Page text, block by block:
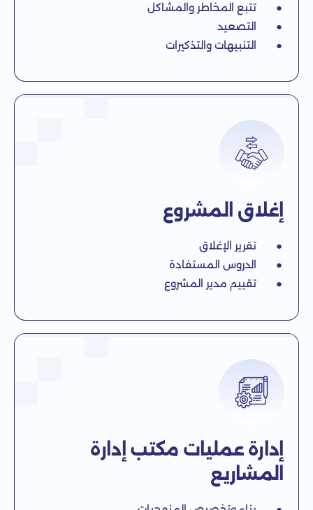
● تتبع المخاطر والمشاكل
● التصعيد
● التنبيهات والتذكيرات
إغلاق المشروع
● تقرير الإغلاق
● الدروس المستفادة
● تقييم مدير المشروع
إدارة عمليات مكتب إدارة
المشاريع